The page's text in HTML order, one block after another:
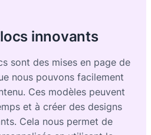
innovants
sont des mises en page de
nous pouvons facilement
Ces modèles peuvent
et à créer des designs
Cela nous permet de